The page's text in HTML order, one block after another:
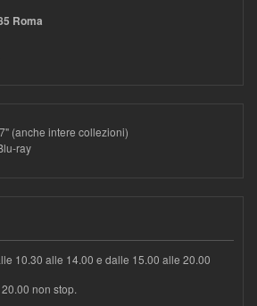
Roma
(anche intere collezioni)
ray
10.30 alle 14.00 e dalle 15.00 alle 20.00
non stop.